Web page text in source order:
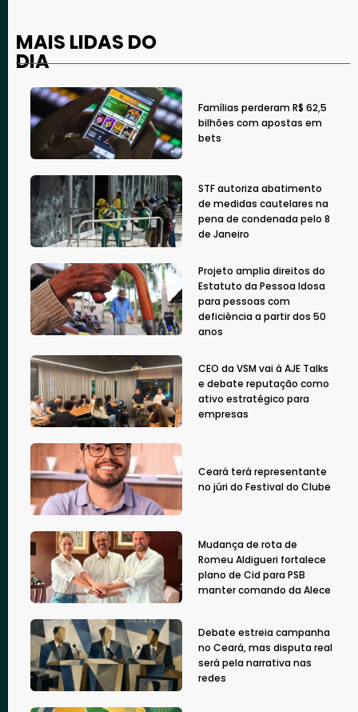
MAIS LIDAS DO
DIA
Famílias perderam R$ 62,5
bilhões com apostas em
bets
STF autoriza abatimento
de medidas cautelares na
pena de condenada pelo 8
de Janeiro
Projeto amplia direitos do
Estatuto da Pessoa Idosa
para pessoas com
deficiência a partir dos 50
anos
CEO da VSM vai à AJE Talks
e debate reputação como
ativo estratégico para
empresas
Ceará terá representante
no júri do Festival do Clube
Mudança de rota de
Romeu Aldigueri fortalece
plano de Cid para PSB
manter comando da Alece
Debate estreia campanha
no Ceará, mas disputa real
será pela narrativa nas
redes